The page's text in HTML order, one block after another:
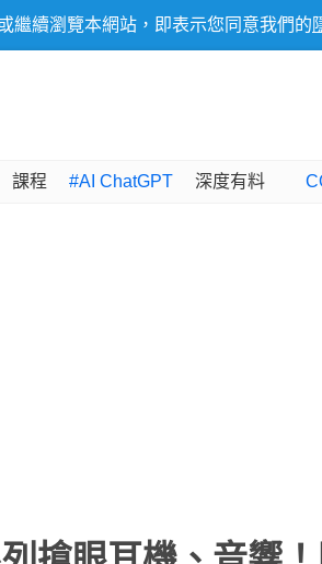
繼續瀏覽本網站，即表示您同意我們的
課程 #AI ChatGPT 深度有料